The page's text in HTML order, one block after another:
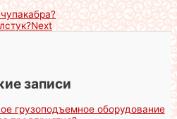
Next
записи
грузоподъемное оборудование